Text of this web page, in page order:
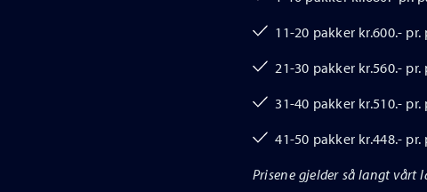
11-20 pakker kr.600.- pr.
21-30 pakker kr.560.- pr.
31-40 pakker kr.510.- pr.
41-50 pakker kr.448.- pr.
Prisene gjelder så langt vårt